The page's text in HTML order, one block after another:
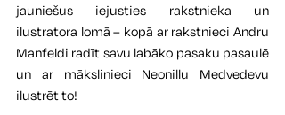
jauniešus iejusties rakstnieka un
ilustratora lomā – kopā ar rakstnieci Andru
Manfeldi radīt savu labāko pasaku pasaulē
un ar mākslinieci Neonillu Medvedevu
ilustrēt to!